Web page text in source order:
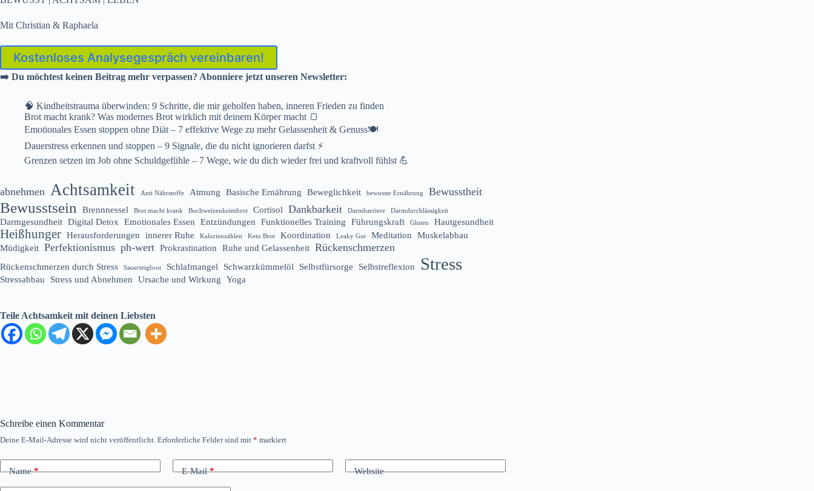
Mit Christian & Raphaela
Kostenloses Analysegespräch vereinbaren!
➡️ Du möchtest keinen Beitrag mehr verpassen? Abonniere jetzt unseren Newsletter:
🧠 Kindheitstrauma überwinden: 9 Schritte, die mir geholfen haben, inneren Frieden zu finden
Brot macht krank? Was modernes Brot wirklich mit deinem Körper macht 🍞
Emotionales Essen stoppen ohne Diät – 7 effektive Wege zu mehr Gelassenheit & Genuss🍽️
Dauerstress erkennen und stoppen – 9 Signale, die du nicht ignorieren darfst ⚡️
Grenzen setzen im Job ohne Schuldgefühle – 7 Wege, wie du dich wieder frei und kraftvoll fühlst 💪
abnehmen Achtsamkeit Anti Nährstoffe Atmung Basische Ernährung Beweglichkeit bewusste Ernährung Bewusstheit
Bewusstsein Brennnessel Brot macht krank Buchweizenkeimbrot Cortisol Dankbarkeit Darmbarriere Darmdurchlässigkeit
Darmgesundheit Digital Detox Emotionales Essen Entzündungen Funktionelles Training Führungskraft Gluten Hautgesundheit
Heißhunger Herausforderungen innerer Ruhe Kalorienzählen Keto Brot Koordination Leaky Gut Meditation Muskelabbau
Müdigkeit Perfektionismus ph-wert Prokrastination Ruhe und Gelassenheit Rückenschmerzen
Rückenschmerzen durch Stress Sauerteigbrot Schlafmangel Schwarzkümmelöl Selbstfürsorge Selbstreflexion Stress
Stressabbau Stress und Abnehmen Ursache und Wirkung Yoga
Teile Achtsamkeit mit deinen Liebsten
Schreibe einen Kommentar
Deine E-Mail-Adresse wird nicht veröffentlicht. Erforderliche Felder sind mit * markiert
Name* E-Mail* Website